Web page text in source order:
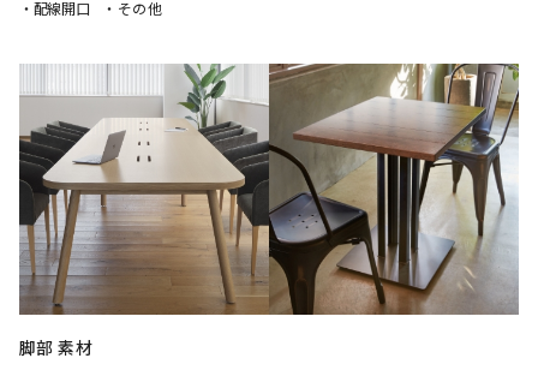
・配線開口 ・その他
脚部 素材